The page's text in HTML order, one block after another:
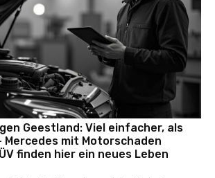
Geestland: Viel einfacher, als
Mercedes mit Motorschaden
finden hier ein neues Leben